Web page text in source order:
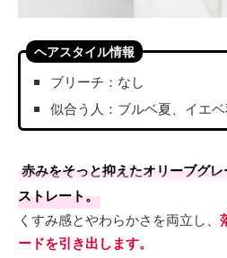
ヘアスタイル情報
ブリーチ：なし
似合う人：ブルベ夏、イエ
赤みをそっと抑えたオリーブグ
ストレート。
くすみ感とやわらかさを両立し、
ードを引き出します。